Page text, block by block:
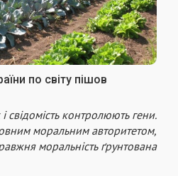
по світу пішов
свідомість контролюють гени.
моральним авторитетом,
моральність ґрунтована